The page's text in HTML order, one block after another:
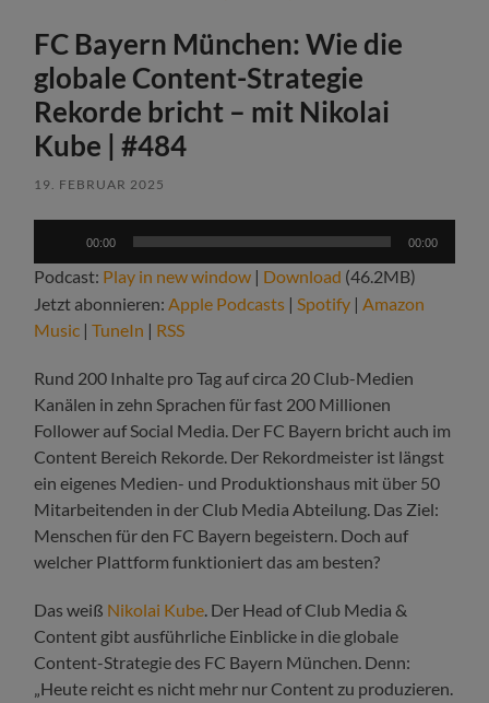
FC Bayern München: Wie die
globale Content-Strategie
Rekorde bricht – mit Nikolai
Kube | #484
19. FEBRUAR 2025
00:00 00:00
Podcast: Play in new window | Download (46.2MB)
Jetzt abonnieren:Apple Podcasts |Spotify |Amazon
Music |TuneIn | RSS
Rund 200 Inhalte pro Tag auf circa 20 Club-Medien
Kanälen in zehn Sprachen für fast 200 Millionen
Follower auf Social Media. Der FC Bayern bricht auch im
Content Bereich Rekorde. Der Rekordmeister ist längst
ein eigenes Medien- und Produktionshaus mit über 50
Mitarbeitenden in der Club Media Abteilung. Das Ziel:
Menschen für den FC Bayern begeistern. Doch auf
welcher Plattform funktioniert das am besten?
Das weiß Nikolai Kube. Der Head of Club Media &
Content gibt ausführliche Einblicke in die globale
Content-Strategie des FC Bayern München. Denn:
„Heute reicht es nicht mehr nur Content zu produzieren.